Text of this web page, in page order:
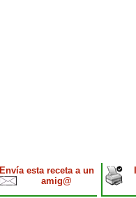
Envía esta receta a un
amig@